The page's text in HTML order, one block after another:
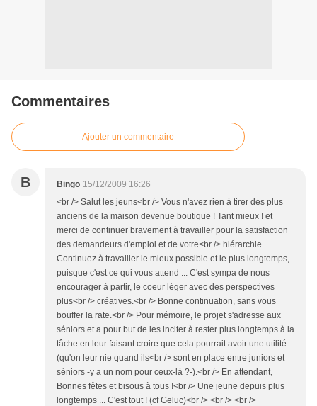
Commentaires
Ajouter un commentaire
B Bingo 15/12/2009 16:26
<br /> Salut les jeuns<br /> Vous n'avez rien à tirer des plus
anciens de la maison devenue boutique ! Tant mieux ! et
merci de continuer bravement à travailler pour la satisfaction
des demandeurs d'emploi et de votre<br /> hiérarchie.
Continuez à travailler le mieux possible et le plus longtemps,
puisque c'est ce qui vous attend ... C'est sympa de nous
encourager à partir, le coeur léger avec des perspectives
plus<br /> créatives.<br /> Bonne continuation, sans vous
bouffer la rate.<br /> Pour mémoire, le projet s'adresse aux
séniors et a pour but de les inciter à rester plus longtemps à la
tâche en leur faisant croire que cela pourrait avoir une utilité
(qu'on leur nie quand ils<br /> sont en place entre juniors et
séniors -y a un nom pour ceux-là ?-).<br /> En attendant,
Bonnes fêtes et bisous à tous !<br /> Une jeune depuis plus
longtemps ... C'est tout ! (cf Geluc)<br /> <br /> <br />